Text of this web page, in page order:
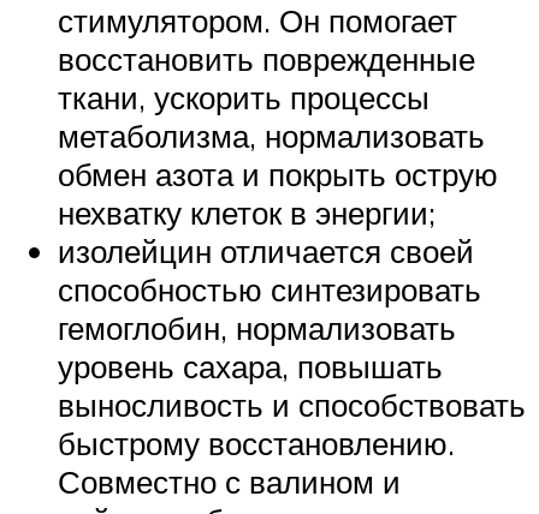
стимулятором. Он помогает
восстановить поврежденные
ткани, ускорить процессы
метаболизма, нормализовать
обмен азота и покрыть острую
нехватку клеток в энергии;
изолейцин отличается своей
способностью синтезировать
гемоглобин, нормализовать
уровень сахара, повышать
выносливость и способствовать
быстрому восстановлению.
Совместно с валином и